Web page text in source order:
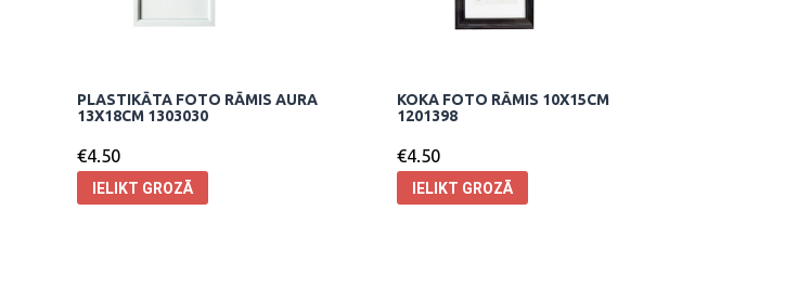
PLASTIKĀTA FOTO RĀMIS AURA
13X18CM 1303030
€4.50
IELIKT GROZĀ
KOKA FOTO RĀMIS 10X15CM
1201398
€4.50
IELIKT GROZĀ